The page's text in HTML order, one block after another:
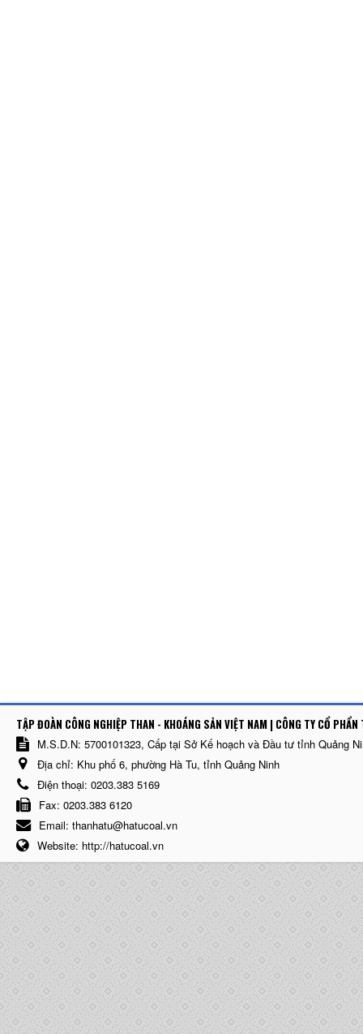
TẬP ĐOÀN CÔNG NGHIỆP THAN - KHOÁNG SẢN VIỆT NAM | CÔNG TY CỔ
M.S.D.N: 5700101323, Cấp tại Sở Kế hoạch và Đầu tư tỉnh Quảng
Địa chỉ: Khu phố 6, phường Hà Tu, tỉnh Quảng Ninh
Điện thoại: 0203.383 5169
Fax: 0203.383 6120
Email: thanhatu@hatucoal.vn
Website: http://hatucoal.vn